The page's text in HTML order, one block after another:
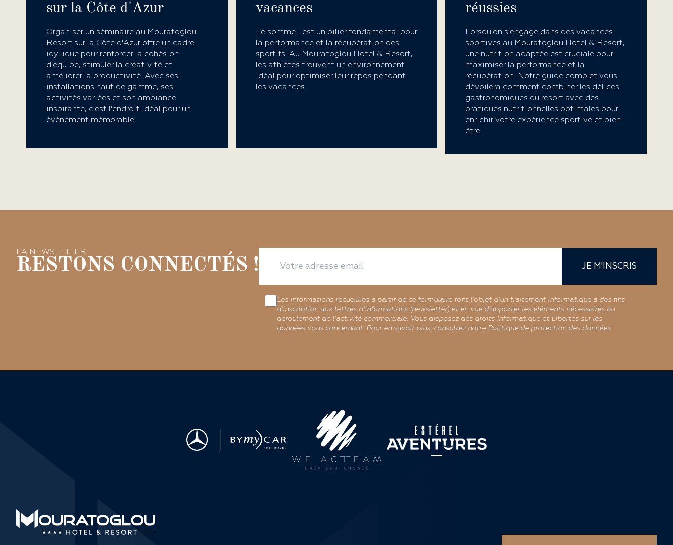
sur la Côte d'Azur
Organiser un séminaire au Mouratoglou
Resort sur la Côte d'Azur offre un cadre
idyllique pour renforcer la cohésion
d'équipe, stimuler la créativité et
améliorer la productivité. Avec ses
installations haut de gamme, ses
activités variées et son ambiance
inspirante, c'est l'endroit idéal pour un
événement mémorable
vacances
Le sommeil est un pilier fondamental pour
la performance et la récupération des
sportifs. Au Mouratoglou Hotel & Resort,
les athlètes trouvent un environnement
idéal pour optimiser leur repos pendant
les vacances.
réussies
Lorsqu'on s'engage dans des vacances
sportives au Mouratoglou Hotel & Resort,
une nutrition adaptée est cruciale pour
maximiser la performance et la
récupération. Notre guide complet vous
dévoilera comment combiner les délices
gastronomiques du resort avec des
pratiques nutritionnelles optimales pour
enrichir votre expérience sportive et bien-
être.
LA NEWSLETTER
RESTONS CONNECTÉS ! JE M'INSCRIS
Les informations recueillies à partir de ce formulaire font l’objet d’un traitement informatique à des fins
d’inscription aux lettres d’informations (newsletter) et en vue d’apporter les éléments nécessaires au
déroulement de l’activité commerciale. Vous disposez des droits Informatique et Libertés sur les
données vous concernant. Pour en savoir plus, consultez notre Politique de protection des données.